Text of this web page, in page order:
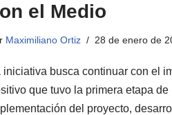
el Medio
Maximiliano Ortiz 28 de enero de
iniciativa busca continuar con el
que tuvo la primera etapa de
del proyecto,